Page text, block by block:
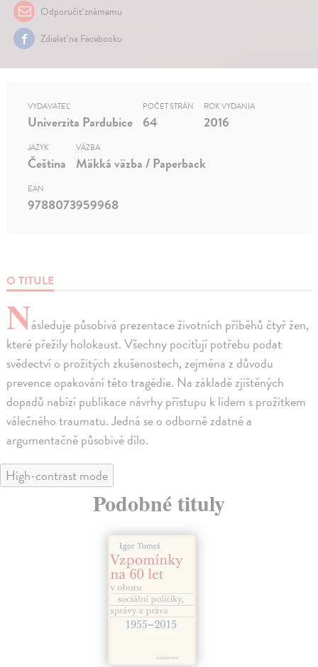
Odporučiť známemu
Zdielať na Facebooku
O TITULE
Následuje působivá prezentace životních příběhů čtyř žen,
které přežily holokaust. Všechny pociťují potřebu podat
svědectví o prožitých zkušenostech, zejména z důvodu
prevence opakování této tragédie. Na základě zjištěných
dopadů nabízí publikace návrhy přístupu k lidem s prožitkem
válečného traumatu. Jedná se o odborně zdatné a
argumentačně působivé dílo.
VYDAVATEĽ
Univerzita Pardubice
POČET STRÁN
64
ROK VYDANIA
2016
JAZYK
Čeština
VÄZBA
Mäkká väzba / Paperback
EAN
9788073959968
High-contrast mode
Podobné tituly